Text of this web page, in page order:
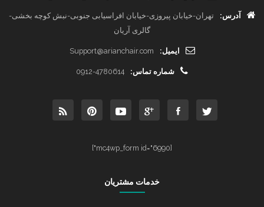
آدرس:
تهران-خیابان پیروزی-خیابان افراسیابی جنوبی-نبش کوچه بخشی-
گالری آریان
ایمیل: Support@arianchair.com
شماره تماس: 0912-4780614
[mc4wp_form id="6990"]
خدمات مشتریان